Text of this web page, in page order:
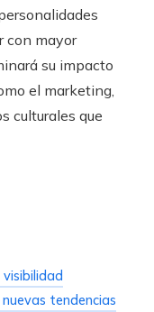
con mayor
su impacto
el marketing,
culturales que
tendencias